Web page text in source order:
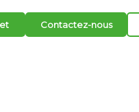
Contactez-nous